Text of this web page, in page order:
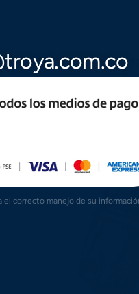
correcto manejo de su